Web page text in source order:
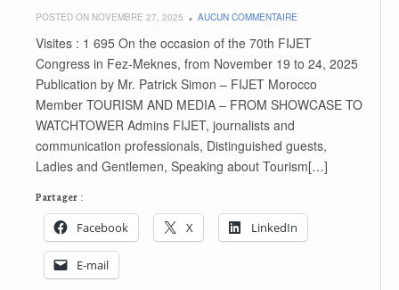
POSTED ON NOVEMBRE 27, 2025 AUCUN COMMENTAIRE
Visites : 1 695 On the occasion of the 70th FIJET
Congress in Fez-Meknes, from November 19 to 24, 2025
Publication by Mr. Patrick Simon – FIJET Morocco
Member TOURISM AND MEDIA – FROM SHOWCASE TO
WATCHTOWER Admins FIJET, journalists and
communication professionals, Distinguished guests,
Ladies and Gentlemen, Speaking about Tourism[…]
Partager :
Facebook X LinkedIn
E-mail